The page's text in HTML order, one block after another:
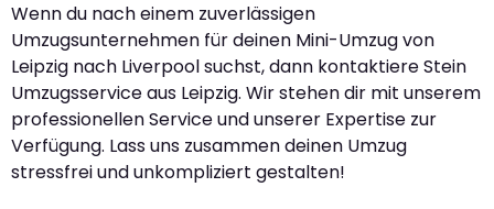
Wenn du nach einem zuverlässigen
Umzugsunternehmen für deinen Mini-Umzug von
Leipzig nach Liverpool suchst, dann kontaktiere Stein
Umzugsservice aus Leipzig. Wir stehen dir mit unserem
professionellen Service und unserer Expertise zur
Verfügung. Lass uns zusammen deinen Umzug
stressfrei und unkompliziert gestalten!